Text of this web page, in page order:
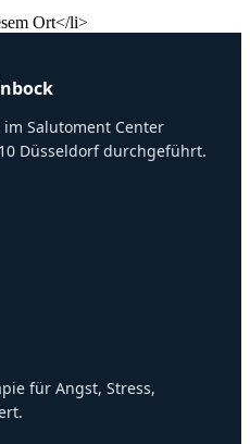
Ort</li>
Salutoment Center
Düsseldorf durchgeführt.
für Angst, Stress,